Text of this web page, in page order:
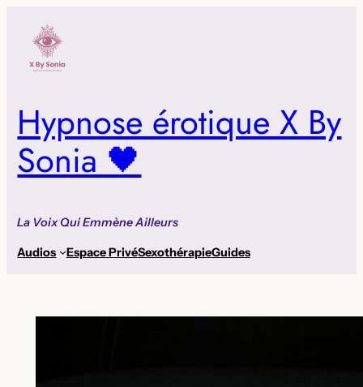
contenu
Hypnose érotique X By
Sonia 🖤
La Voix Qui Emmène Ailleurs
Audios Espace PrivéSexothérapieGuides